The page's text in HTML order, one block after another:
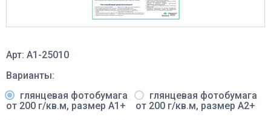
Арт: A1-25010
Варианты:
глянцевая фотобумага
от 200 г/кв.м, размер A1+
глянцевая фотобумага
от 200 г/кв.м, размер A2+